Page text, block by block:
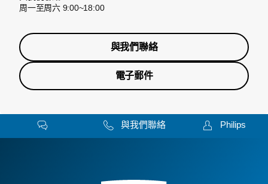
周一至周六 9:00~18:00
與我們聯絡
電子郵件
與我們聯絡 Philips